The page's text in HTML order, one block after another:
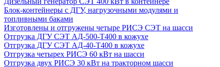
Блок-контейнеры с ДГУ, нагрузочными модулями и
топливными баками
Изготовлены и отгружены четыре РИСЭ СЭТ на шасси
Отгрузка ДГУ СЭТ АД-500-Т400 в кожухе
Отгрузка ДГУ СЭТ АД-40-Т400 в кожухе
Отгрузка четырех РИСЭ 60 кВт на шасси
Отгрузка двух РИСЭ 30 кВт на тракторном шасси